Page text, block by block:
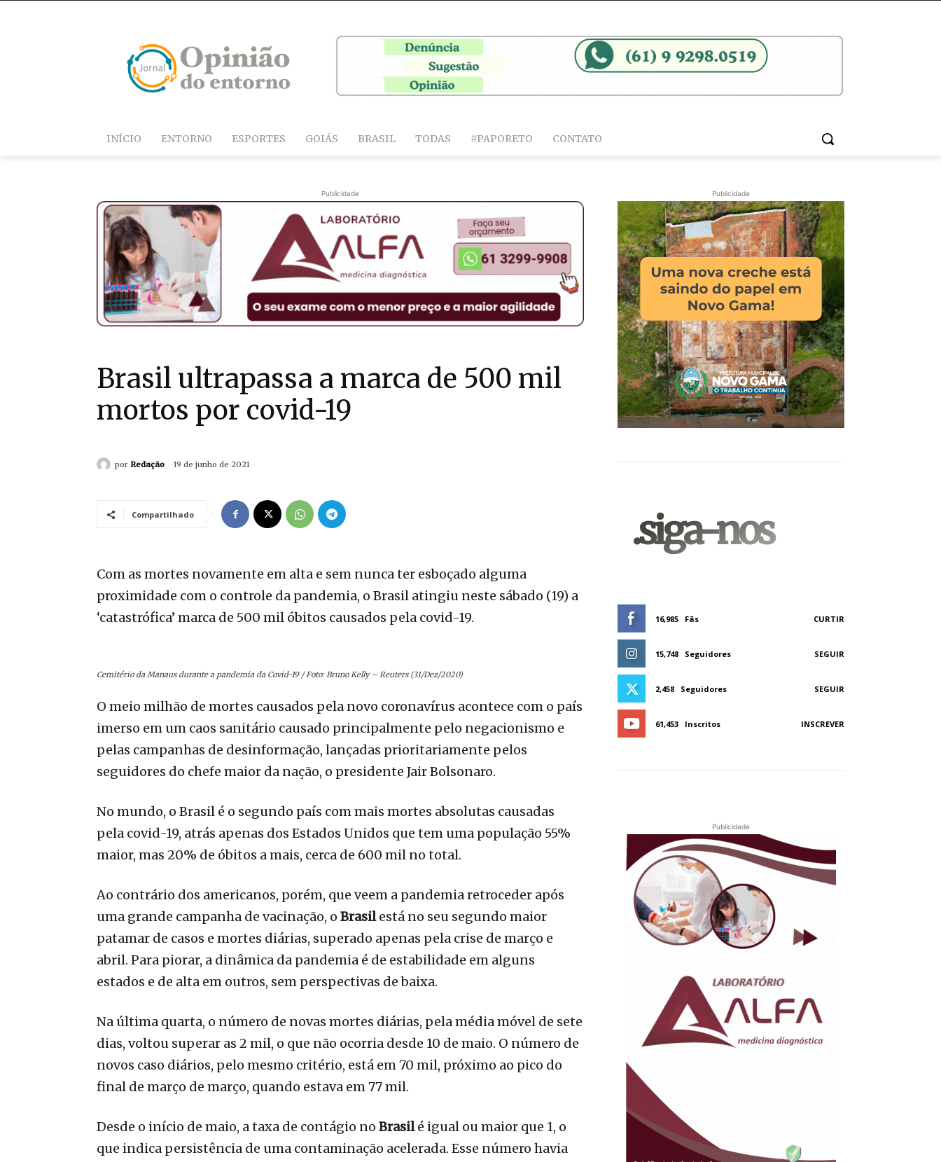
INÍCIO ENTORNO ESPORTES GOIÁS BRASIL TODAS #PAPORETO CONTATO
Publicidade
Brasil ultrapassa a marca de 500 mil
mortos por covid-19
por Redação 19 de junho de 2021
Compartilhado
Com as mortes novamente em alta e sem nunca ter esboçado alguma
proximidade com o controle da pandemia, o Brasil atingiu neste sábado (19) a
‘catastrófica’ marca de 500 mil óbitos causados pela covid-19.
Cemitério da Manaus durante a pandemia da Covid-19 / Foto: Bruno Kelly – Reuters (31/Dez/2020)
O meio milhão de mortes causados pela novo coronavírus acontece com o país
imerso em um caos sanitário causado principalmente pelo negacionismo e
pelas campanhas de desinformação, lançadas prioritariamente pelos
seguidores do chefe maior da nação, o presidente Jair Bolsonaro.
No mundo, o Brasil é o segundo país com mais mortes absolutas causadas
pela covid-19, atrás apenas dos Estados Unidos que tem uma população 55%
maior, mas 20% de óbitos a mais, cerca de 600 mil no total.
Ao contrário dos americanos, porém, que veem a pandemia retroceder após
uma grande campanha de vacinação, o Brasilestá no seu segundo maior
patamar de casos e mortes diárias, superado apenas pela crise de março e
abril. Para piorar, a dinâmica da pandemia é de estabilidade em alguns
estados e de alta em outros, sem perspectivas de baixa.
Na última quarta, o número de novas mortes diárias, pela média móvel de sete
dias, voltou superar as 2 mil, o que não ocorria desde 10 de maio. O número de
novos caso diários, pelo mesmo critério, está em 70 mil, próximo ao pico do
final de março de março, quando estava em 77 mil.
Desde o início de maio, a taxa de contágio no Brasilé igual ou maior que 1, o
que indica persistência de uma contaminação acelerada. Esse número havia
Publicidade
.siga-nos
16,985 Fãs CURTIR
15,748 Seguidores SEGUIR
2,458 Seguidores SEGUIR
61,453 Inscritos INSCREVER
Publicidade